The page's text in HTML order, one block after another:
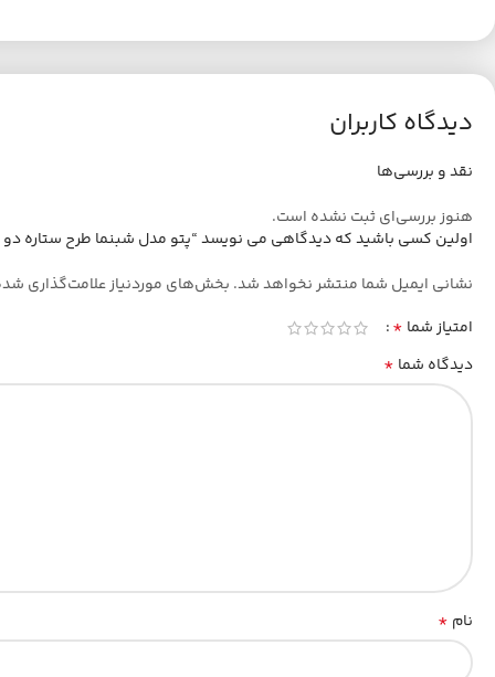
دیدگاه کاربران
نقد و بررسی‌ها
هنوز بررسی‌ای ثبت نشده است.
اولین کسی باشید که دیدگاهی می نویسد “پتو مدل شبنما طرح ستاره دو نفره سایز
نشانی ایمیل شما منتشر نخواهد شد. بخش‌های موردنیاز علامت‌گذاری
امتیاز شما *
دیدگاه شما *
نام *